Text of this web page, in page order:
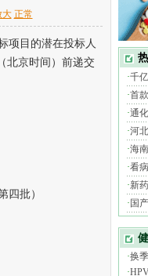
大 正常
项目的潜在投标人
北京时间）前递交
四批）